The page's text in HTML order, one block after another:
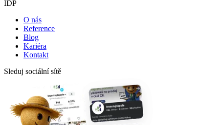
IDP
O nás
Reference
Blog
Kariéra
Kontakt
Sleduj sociální sítě